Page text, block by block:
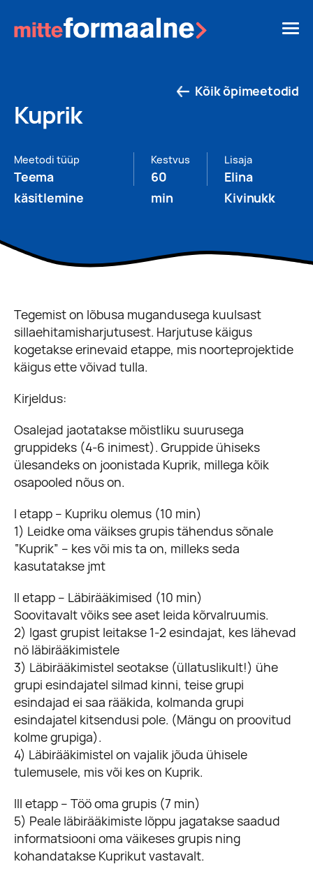
Kõik õpimeetodid
Kuprik
Meetodi tüüp
Teema
käsitlemine
Kestvus
60
min
Lisaja
Elina
Kivinukk
Tegemist on lõbusa mugandusega kuulsast
sillaehitamisharjutusest. Harjutuse käigus
kogetakse erinevaid etappe, mis noorteprojektide
käigus ette võivad tulla.
Kirjeldus:
Osalejad jaotatakse mõistliku suurusega
gruppideks (4-6 inimest). Gruppide ühiseks
ülesandeks on joonistada Kuprik, millega kõik
osapooled nõus on.
I etapp – Kupriku olemus (10 min)
1) Leidke oma väikses grupis tähendus sõnale
“Kuprik” – kes või mis ta on, milleks seda
kasutatakse jmt
II etapp – Läbirääkimised (10 min)
Soovitavalt võiks see aset leida kõrvalruumis.
2) Igast grupist leitakse 1-2 esindajat, kes lähevad
nö läbirääkimistele
3) Läbirääkimistel seotakse (üllatuslikult!) ühe
grupi esindajatel silmad kinni, teise grupi
esindajad ei saa rääkida, kolmanda grupi
esindajatel kitsendusi pole. (Mängu on proovitud
kolme grupiga).
4) Läbirääkimistel on vajalik jõuda ühisele
tulemusele, mis või kes on Kuprik.
III etapp – Töö oma grupis (7 min)
5) Peale läbirääkimiste lõppu jagatakse saadud
informatsiooni oma väikeses grupis ning
kohandatakse Kuprikut vastavalt.